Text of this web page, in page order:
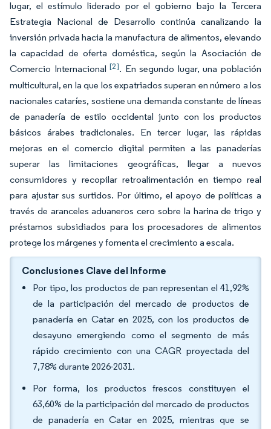
lugar, el estímulo liderado por el gobierno bajo la Tercera
Estrategia Nacional de Desarrollo continúa canalizando la
inversión privada hacia la manufactura de alimentos, elevando
la capacidad de oferta doméstica, según la Asociación de
Comercio Internacional[2]. En segundo lugar, una población
multicultural, en la que los expatriados superan en número a los
nacionales cataríes, sostiene una demanda constante de líneas
de panadería de estilo occidental junto con los productos
básicos árabes tradicionales. En tercer lugar, las rápidas
mejoras en el comercio digital permiten a las panaderías
superar las limitaciones geográficas, llegar a nuevos
consumidores y recopilar retroalimentación en tiempo real
para ajustar sus surtidos. Por último, el apoyo de políticas a
través de aranceles aduaneros cero sobre la harina de trigo y
préstamos subsidiados para los procesadores de alimentos
protege los márgenes y fomenta el crecimiento a escala.
Conclusiones Clave del Informe
Por tipo, los productos de pan representan el 41,92%
de la participación del mercado de productos de
panadería en Catar en 2025, con los productos de
desayuno emergiendo como el segmento de más
rápido crecimiento con una CAGR proyectada del
7,78% durante 2026-2031.
Por forma, los productos frescos constituyen el
63,60% de la participación del mercado de productos
de panadería en Catar en 2025, mientras que se